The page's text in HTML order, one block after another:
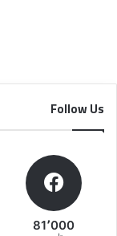
Follow Us
81٬000